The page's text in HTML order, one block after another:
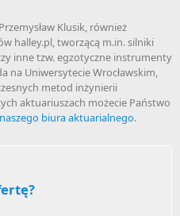
Klusik, również
halley.pl, tworzącą m.in. silniki
inne tzw. egzotyczne instrumenty
na Uniwersytecie Wrocławskim,
metod inżynierii
aktuariuszach możecie Państwo
biura aktuarialnego.